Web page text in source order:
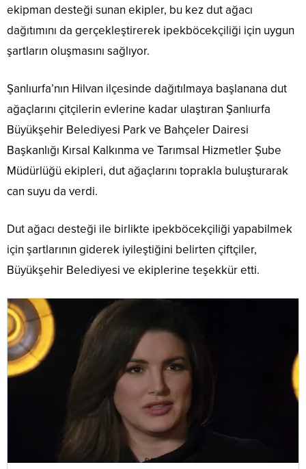
ekipman desteği sunan ekipler, bu kez dut ağacı
dağıtımını da gerçekleştirerek ipekböcekçiliği için uygun
şartların oluşmasını sağlıyor.
Şanlıurfa’nın Hilvan ilçesinde dağıtılmaya başlanana dut
ağaçlarını çitçilerin evlerine kadar ulaştıran Şanlıurfa
Büyükşehir Belediyesi Park ve Bahçeler Dairesi
Başkanlığı Kırsal Kalkınma ve Tarımsal Hizmetler Şube
Müdürlüğü ekipleri, dut ağaçlarını toprakla buluşturarak
can suyu da verdi.
Dut ağacı desteği ile birlikte ipekböcekçiliği yapabilmek
için şartlarının giderek iyileştiğini belirten çiftçiler,
Büyükşehir Belediyesi ve ekiplerine teşekkür etti.